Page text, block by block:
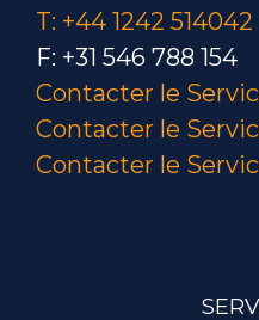
T: +44 1242 514042
F: +31 546 788 154
Contacter le
Contacter le
Contacter le